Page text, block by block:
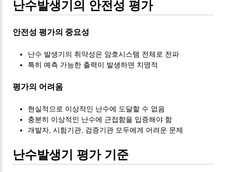
난수발생기의 안전성 평가
안전성 평가의 중요성
난수 발생기의 취약성은 암호시스템 전체로 전파
특히 예측 가능한 출력이 발생하면 치명적
평가의 어려움
현실적으로 이상적인 난수에 도달할 수 없음
충분히 이상적인 난수에 근접함을 입증해야 함
개발자, 시험기관, 검증기관 모두에게 어려운 문제
난수발생기 평가 기준